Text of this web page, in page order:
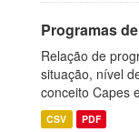
Programas
Relação de
situação, nível
conceito Capes
CSV PDF